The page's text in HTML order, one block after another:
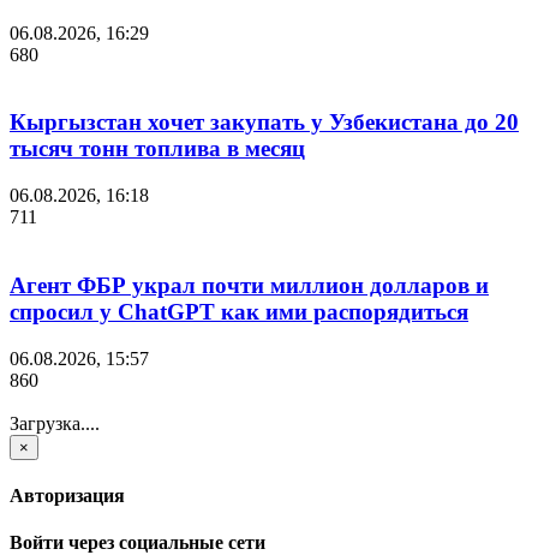
06.08.2026, 16:29
680
Кыргызстан хочет закупать у Узбекистана до 20
тысяч тонн топлива в месяц
06.08.2026, 16:18
711
Агент ФБР украл почти миллион долларов и
спросил у ChatGPT как ими распорядиться
06.08.2026, 15:57
860
Загрузка....
×
Авторизация
Войти через социальные сети